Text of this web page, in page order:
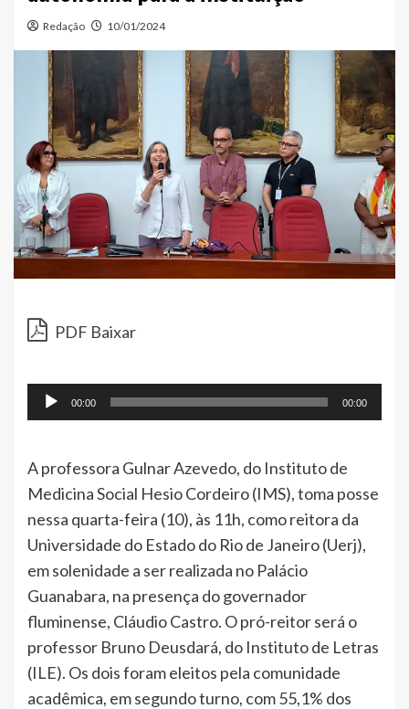
Redação 10/01/2024
PDF Baixar
00:00 00:00
A professora Gulnar Azevedo, do Instituto de
Medicina Social Hesio Cordeiro (IMS), toma posse
nessa quarta-feira (10), às 11h, como reitora da
Universidade do Estado do Rio de Janeiro (Uerj),
em solenidade a ser realizada no Palácio
Guanabara, na presença do governador
fluminense, Cláudio Castro. O pró-reitor será o
professor Bruno Deusdará, do Instituto de Letras
(ILE). Os dois foram eleitos pela comunidade
acadêmica, em segundo turno, com 55,1% dos